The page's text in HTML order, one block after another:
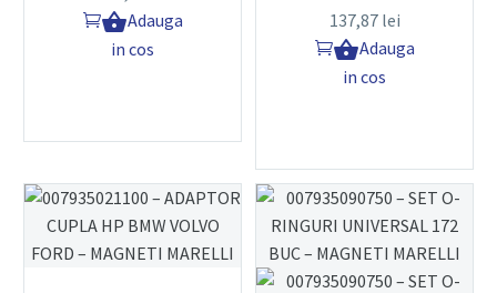
Asigură conectare precisă și sigură la sistemele de
climatizare. Reduce riscul pierderilor de agent
refrigerant. Permite lucrul eficient și rapid în orice tip de
Este ușor de transportat și manevrat. Contribuie la
protecția instalației în timpul service-ului. Este un
accesoriu esențial în dotarea tehnicienilor A/C.
Optimizează procesul de întreținere a sistemelor cu
R1234yf.
Adauga
in cos
137,87 lei
Adauga
in cos